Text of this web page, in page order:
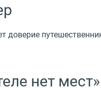
доверие
нет